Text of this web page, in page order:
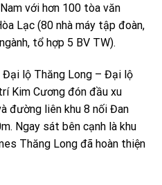
với hơn 100 tòa văn
Lạc (80 nhà máy tập đoàn,
tổ hợp 5 BV TW).
Đại lộ Thăng Long – Đại lộ
Kim Cương đón đầu xu
đường liên khu 8 nối Đan
Ngay sát bên cạnh là khu
Thăng Long đã hoàn thiện